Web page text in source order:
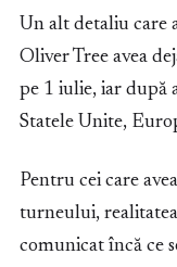
Un alt detaliu care
Oliver Tree avea
pe 1 iulie, iar după
Statele Unite,
Pentru cei care
turneului,
comunicat încă ce